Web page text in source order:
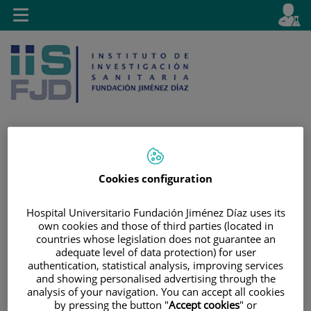
Jump to content
Active
en
Toggle
navigation
Cookies configuration
Hospital Universitario Fundación Jiménez Díaz uses its
own cookies and those of third parties (located in
countries whose legislation does not guarantee an
adequate level of data protection) for user
authentication, statistical analysis, improving services
and showing personalised advertising through the
analysis of your navigation. You can accept all cookies
by pressing the button "Accept cookies" or